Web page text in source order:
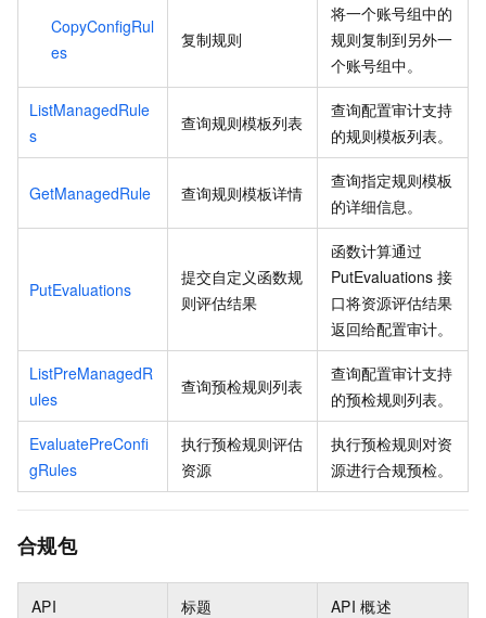
CopyConfigRul
es
复制规则
将一个账号组中的
规则复制到另外一
个账号组中。
ListManagedRule
s
查询规则模板列表
查询配置审计支持
的规则模板列表。
GetManagedRule 查询规则模板详情
查询指定规则模板
的详细信息。
PutEvaluations
提交自定义函数规
则评估结果
函数计算通过
PutEvaluations 接
口将资源评估结果
返回给配置审计。
ListPreManagedR
ules
查询预检规则列表
查询配置审计支持
的预检规则列表。
EvaluatePreConfi
gRules
执行预检规则评估
资源
执行预检规则对资
源进行合规预检。
合规包
API 标题 API 概述